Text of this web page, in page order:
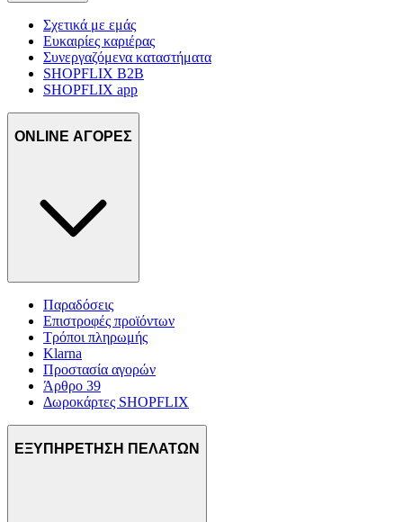
Σχετικά με εμάς
Ευκαιρίες καριέρας
Συνεργαζόμενα καταστήματα
SHOPFLIX B2B
SHOPFLIX app
ONLINE ΑΓΟΡΕΣ
Παραδόσεις
Επιστροφές προϊόντων
Τρόποι πληρωμής
Klarna
Προστασία αγορών
Άρθρο 39
Δωροκάρτες SHOPFLIX
ΕΞΥΠΗΡΕΤΗΣΗ ΠΕΛΑΤΩΝ